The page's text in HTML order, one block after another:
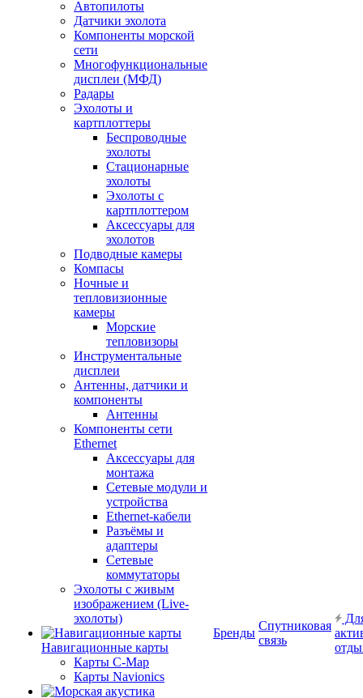
Автопилоты
Датчики эхолота
Компоненты морской
сети
Многофункциональные
дисплеи (МФД)
Радары
Эхолоты и
картплоттеры
Беспроводные
эхолоты
Стационарные
эхолоты
Эхолоты с
картплоттером
Аксессуары для
эхолотов
Подводные камеры
Компасы
Ночные и
тепловизионные
камеры
Морские
тепловизоры
Инструментальные
дисплеи
Антенны, датчики и
компоненты
Антенны
Компоненты сети
Ethernet
Аксессуары для
монтажа
Сетевые модули и
устройства
Ethernet-кабели
Разъёмы и
адаптеры
Сетевые
коммутаторы
Эхолоты с живым
изображением (Live-
эхолоты)
Навигационные карты
Карты C-Map
Карты Navionics
Бренды
Спутниковая
связь